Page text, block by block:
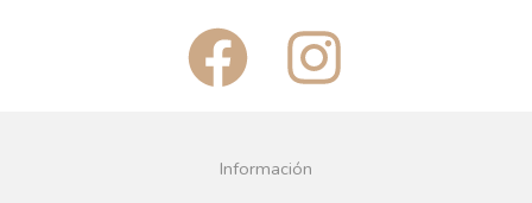
F
a
c
I
n
Información